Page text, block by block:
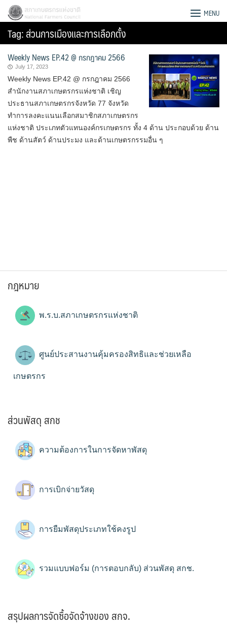
Skip
content
สภาเกษตรกรแห่งชาติ MENU
Tag:ส่วนการเมืองและการเลือกตั้ง
Weekly News EP.42 @ กรกฎาคม 2566
July 17, 2023
Weekly News EP.42 @ กรกฎาคม 2566
สำนักงานสภาเกษตรกรแห่งชาติ เชิญ
ประธานสภาเกษตรกรจังหวัด 77 จังหวัด
ทำการลงคะแนนเลือกสมาชิกสภาเกษตรกร
แห่งชาติ ประเภทตัวแทนองค์กรเกษตรกร ทั้ง 4 ด้าน ประกอบด้วย ด้าน
พืช ด้านสัตว์ ด้านประมง และด้านเกษตรกรรมอื่น ๆ
กฎหมาย
พ.ร.บ.สภาเกษตรกรแห่งชาติ
ศูนย์ประสานงานคุ้มครองสิทธิและช่วยเหลือ
เกษตรกร
ส่วนพัสดุ สกช
ความต้องการในการจัดหาพัสดุ
การเบิกจ่ายวัสดุ
การยืมพัสดุประเภทใช้คงรูป
รวมแบบฟอร์ม (การตอบกลับ) ส่วนพัสดุ สกช.
สรุปผลการจัดซื้อจัดจ้างของ สกจ.